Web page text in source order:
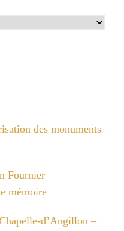
des monuments
Fournier
mémoire
d’Angillon –